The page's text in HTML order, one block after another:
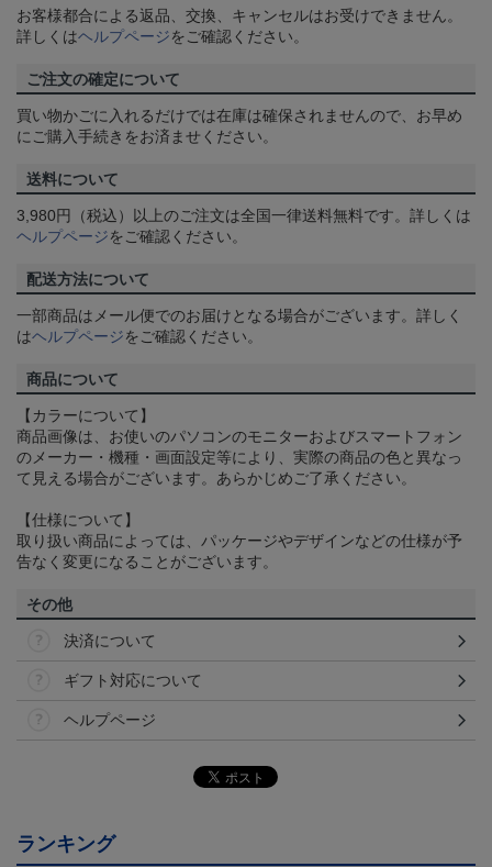
お客様都合による返品、交換、キャンセルはお受けできません。
詳しくはヘルプページをご確認ください。
ご注文の確定について
買い物かごに入れるだけでは在庫は確保されませんので、お早め
にご購入手続きをお済ませください。
送料について
3,980円（税込）以上のご注文は全国一律送料無料です。詳しくは
ヘルプページをご確認ください。
配送方法について
一部商品はメール便でのお届けとなる場合がございます。詳しく
はヘルプページをご確認ください。
商品について
【カラーについて】
商品画像は、お使いのパソコンのモニターおよびスマートフォン
のメーカー・機種・画面設定等により、実際の商品の色と異なっ
て見える場合がございます。あらかじめご了承ください。
【仕様について】
取り扱い商品によっては、パッケージやデザインなどの仕様が予
告なく変更になることがございます。
その他
決済について
ギフト対応について
ヘルプページ
ランキング